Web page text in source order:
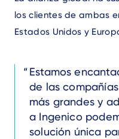
los clientes de ambas
Estados Unidos y
Text
Estamos
de las
más grandes y
a Ingenico
solución única